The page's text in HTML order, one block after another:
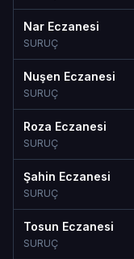
Nar Eczanesi
SURUÇ
Nuşen Eczanesi
SURUÇ
Roza Eczanesi
SURUÇ
Şahin Eczanesi
SURUÇ
Tosun Eczanesi
SURUÇ